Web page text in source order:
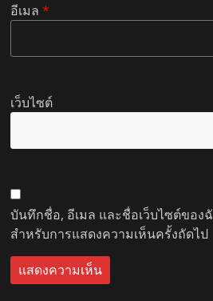
อีเมล*
เว็บไซต์
บันทึกชื่อ, อีเมล และชื่อเว็บไซต์ของ
สำหรับการแสดงความเห็นครั้งถัดไป